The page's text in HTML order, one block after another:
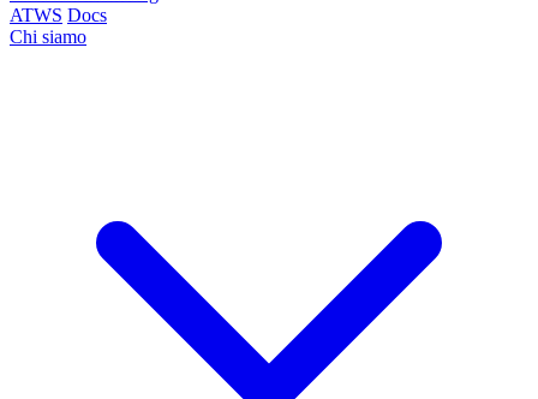
ATWS Docs
Chi siamo